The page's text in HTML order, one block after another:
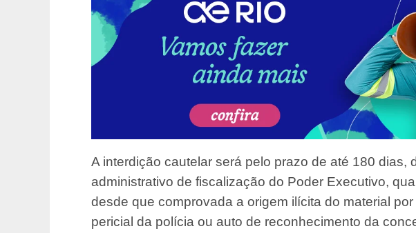
A interdição cautelar será pelo prazo de até 180 dias,
administrativo de fiscalização do Poder Executivo,
desde que comprovada a origem ilícita do material
pericial da polícia ou auto de reconhecimento da